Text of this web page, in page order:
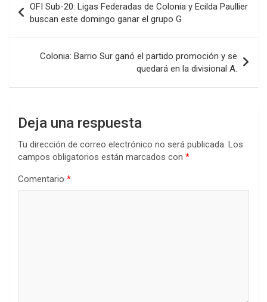
o
o
k
A
p
p
n
ar
tir
de
entradas
OFI Sub-20: Ligas Federadas de Colonia y Ecilda Paullier
buscan este domingo ganar el grupo G
Colonia: Barrio Sur ganó el partido promoción y se
quedará en la divisional A.
Deja una respuesta
Tu dirección de correo electrónico no será publicada. Los
campos obligatorios están marcados con *
Comentario *